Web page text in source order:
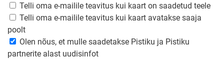
Telli oma e-mailile teavitus kui kaart on saadetud teele
Telli oma e-mailile teavitus kui kaart avatakse saaja
poolt
Olen nõus, et mulle saadetakse Pistiku ja Pistiku
partnerite alast uudisinfot